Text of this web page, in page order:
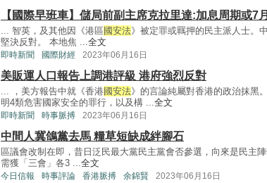
【國際早班車】儲局前副主席克拉里達:加息周期或7
... 智英，及其他因《港區 國安法》被定罪或羈押的民主派人士。
堅決反對。 本地焦 ...全文
即時新聞 國際財經 2023年06月16日
美販運人口報告上調港評級 港府強烈反對
... ，美方報告中就《香港國安法》的言論純屬對香港的政治抹黑
明4類危害國家安全的罪行，以及構 ...全文
即時新聞 時事脈搏 2023年06月16日
中間人冀鴿黨去馬 糧草短缺成絆腳石
區議會改制在即，昔日泛民最大黨民主黨會否參選，向來是民主
需獲「三會」各3 ...全文
今日信報 時事評論 香港脈搏 余錦賢 2023年06月16日